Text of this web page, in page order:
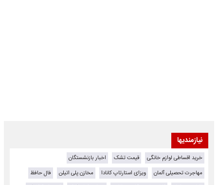
نیازمندیها
خرید اقساطی لوازم خانگی قیمت تشک
اخبار بازنشستگان
مهاجرت تحصیلی آلمان
ویزای استارتاپ کانادا مخازن پلی اتیلن
فال حافظ